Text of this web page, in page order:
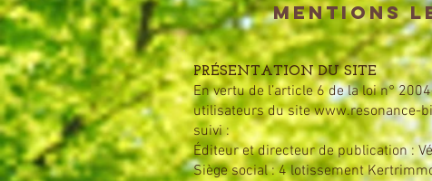
mentions
PRÉSENTATION DU SITE
En vertu de l’article 6 de la loi n°
utilisateurs du sitewww.resonance-
suivi :
Éditeur et directeur de publication :
Siège social : 4 lotissement